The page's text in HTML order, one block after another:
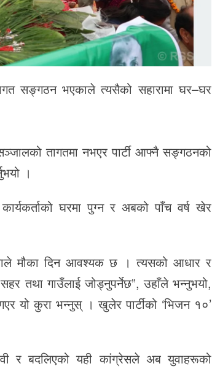
सङ्गठन भएकाले त्यसैको सहारामा घर–घर
तागतमा नभएर पार्टी आफ्नै सङ्गठनको
।
घरमा पुग्न र अबको पाँच वर्ष खेर
मौका दिन आवश्यक छ । त्यसको आधार र
तथा गाउँलाई जोड्नुपर्नेछ”, उहाँले भन्नुभयो,
यो कुरा भन्नुस् । खुलेर पार्टीको ‘भिजन १०’
र बदलिएको यही कांग्रेसले अब युवाहरूको